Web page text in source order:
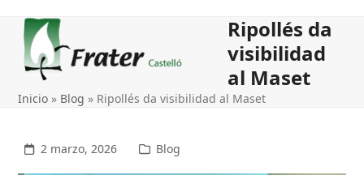
Open
mobile
menu
Close
mobile
menu
Ripollés da
visibilidad
al Maset
Inicio » Blog » Ripollés da visibilidad al Maset
2 marzo, 2026 Blog